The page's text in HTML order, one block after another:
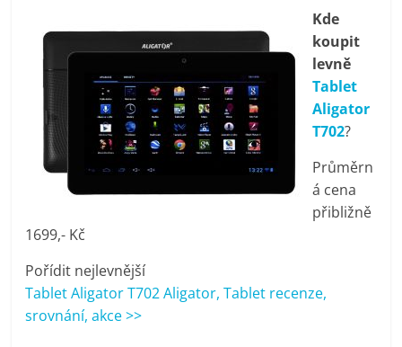
telefony,
kávovary,
bazény
porovnání
OK,
recenze,
pračky,
Kde
koupit
levně
Tablet
Aligator
T702?
Průměrn
á cena
přibližně
1699,- Kč
Pořídit nejlevnější
Tablet Aligator T702 Aligator, Tablet recenze,
srovnání, akce >>